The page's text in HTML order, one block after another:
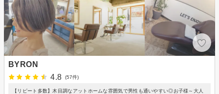
BYRON
4.8
(57件)
【リピート多数】木目調なアットホームな雰囲気で男性も通いやすい◎お子様～大人